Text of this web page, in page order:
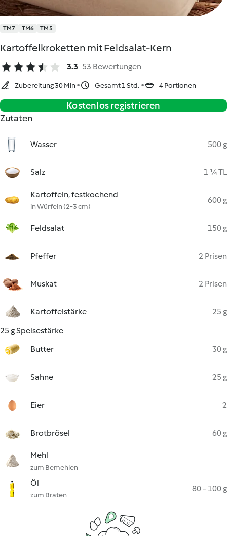
TM7 TM6 TM5
Kartoffelkroketten mit Feldsalat-Kern
3.3 53 Bewertungen
Zubereitung 30 Min Gesamt 1 Std. 4 Portionen
Kostenlos registrieren
Zutaten
Wasser 500 g
Salz 1 ¼ TL
Kartoffeln, festkochend
in Würfeln (2-3 cm)
600 g
Feldsalat 150 g
Pfeffer 2 Prisen
Muskat 2 Prisen
Kartoffelstärke
25 g
25 g Speisestärke
Butter
30 g
Sahne 25 g
Eier 2
Brotbrösel 60 g
Mehl
zum Bemehlen
Öl
zum Braten
80 - 100 g